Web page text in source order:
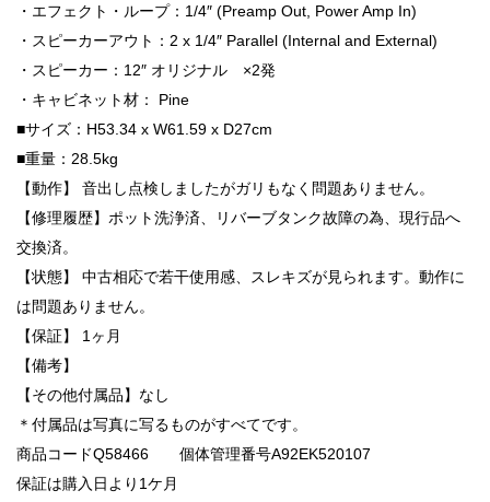
・エフェクト・ループ：1/4″ (Preamp Out, Power Amp In)
・スピーカーアウト：2 x 1/4″ Parallel (Internal and External)
・スピーカー：12″ オリジナル ×2発
・キャビネット材： Pine
■サイズ：H53.34 x W61.59 x D27cm
■重量：28.5kg
【動作】 音出し点検しましたがガリもなく問題ありません。
【修理履歴】ポット洗浄済、リバーブタンク故障の為、現行品へ
交換済。
【状態】 中古相応で若干使用感、スレキズが見られます。動作に
は問題ありません。
【保証】 1ヶ月
【備考】
【その他付属品】なし
＊付属品は写真に写るものがすべてです。
商品コードQ58466 個体管理番号A92EK520107
保証は購入日より1ケ月